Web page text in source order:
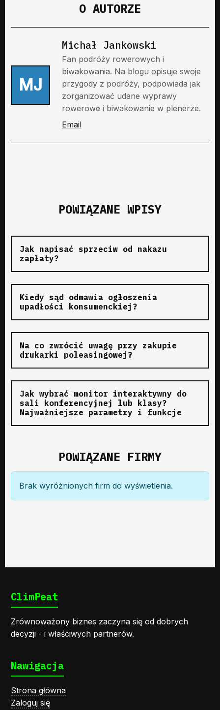
O AUTORZE
MJ
Michał Jankowski
Fan podróży rowerowych i
biwakowania. Na blogu opisuje swoje
przygody z podróży, podpowiada jak
zorganizować udane wyprawy
rowerowe i biwakowanie w plenerze.
Email
POWIĄZANE WPISY
Jak napisać sprzeciw od nakazu
zapłaty?
Kiedy sąd odmawia ogłoszenia
upadłości konsumenckiej?
Na co zwrócić uwagę przy zakupie
drukarki poleasingowej?
Jak wybrać monitor interaktywny do
sali konferencyjnej lub klasy?
Najważniejsze parametry i funkcje
POWIĄZANE FIRMY
Brak wyróżnionych firm do wyświetlenia.
ClimPeat
Zrównoważony biznes zaczyna się od dobrych
decyzji - i właściwych partnerów.
Nawigacja
Strona główna
Zaloguj się